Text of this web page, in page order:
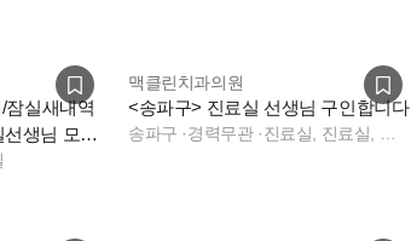
잠실새내역
생님 모십
맥클린치과의원
<송파구> 진료실 선생님 구인합니다
송파구 ·경력무관·